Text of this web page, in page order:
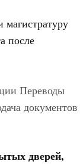
магистратуру
после
Переводы
документов
дверей,